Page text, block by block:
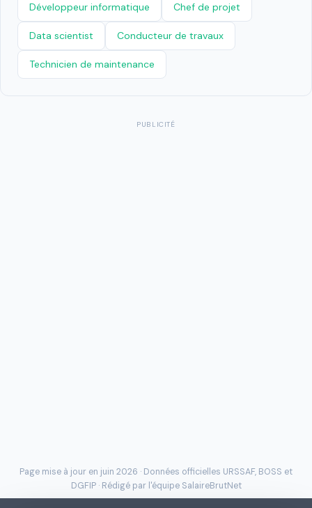
Développeur informatique Chef de projet
Data scientist Conducteur de travaux
Technicien de maintenance
PUBLICITÉ
Page mise à jour en juin 2026 · Données officielles URSSAF, BOSS et
DGFIP · Rédigé par l'équipe SalaireBrutNet